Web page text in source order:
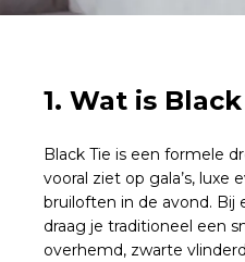
1. Wat is Black
Black Tie is een formele
vooral ziet op gala’s, luxe
bruiloften in de avond. Bij
draag je traditioneel een
overhemd, zwarte